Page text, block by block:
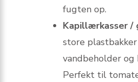
fugten op.
Kapillærkasser /
store
vandbeholder
Perfekt til